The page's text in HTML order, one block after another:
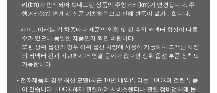
리(km)가 인식되어 보내드린 상품의 주행거리(km)가 변경됩니다. 주
행거리(km) 변경 시 상품 가치하락으로 인해 반품이 불가능합니다.
- 사이드미러는 각 차종마다 제품의 외형 및 핀 수와 커넥터 형상이 다를
수가 있으니 동일한 제품인지 확인 바랍니다.
또한 상위 옵션의 경우 하위 옵션 차량에 사용이 가능하니 고객님 차량
의 커넥터 핀과 비교하시어 연결 문제가 없다면 상위 옵션 부품 장착도
가능합니다.
- 전자제품의 경우 최신 모델(최근 10년 내외)부터는 LOCK이 걸린 부품
이 있습니다. LOCK 해제 관련하여 서비스센터나 관련 정비업체에 문